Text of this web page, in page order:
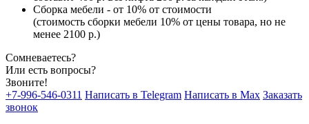
Сборка мебели - от 10% от стоимости
(стоимость сборки мебели 10% от цены товара, но не
менее 2100 р.)
Сомневаетесь?
Или есть вопросы?
Звоните!
+7-996-546-0311 Написать в Telegram Написать в Max Заказать
звонок